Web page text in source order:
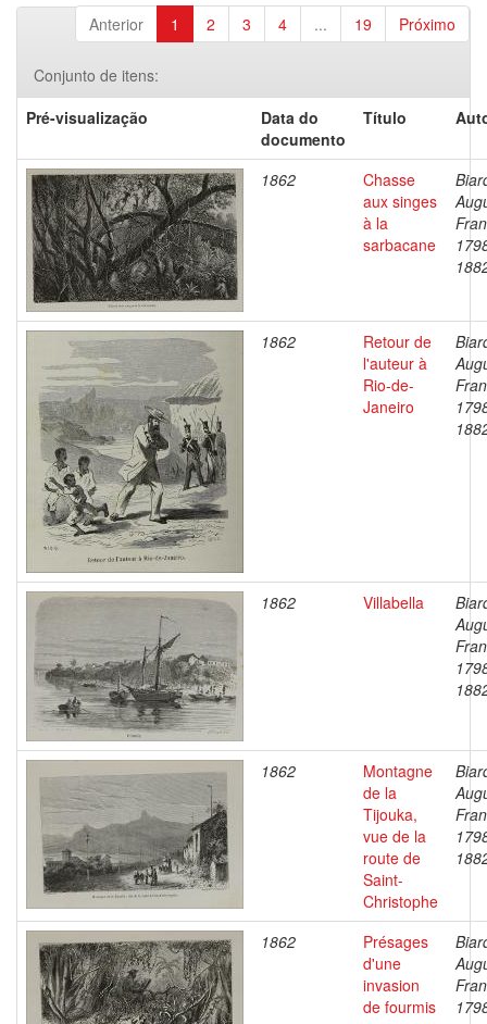
Anterior 1 2 3 4 ... 19 Próximo
Conjunto de itens:
Pré-visualização
Data do
documento
Título
1862
Chasse
aux singes
à la
sarbacane
1862
Retour de
l'auteur à
Rio-de-
Janeiro
1862 Villabella
1862
Montagne
de la
Tijouka,
vue de la
route de
Saint-
Christophe
1862
Présages
d'une
invasion
de fourmis